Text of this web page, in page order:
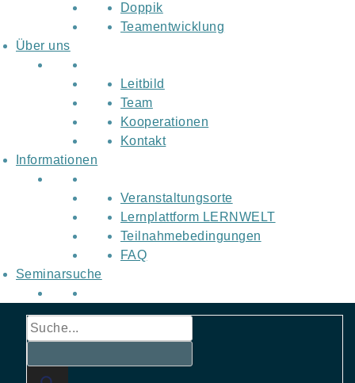
Doppik
Teamentwicklung
Über uns
Leitbild
Team
Kooperationen
Kontakt
Informationen
Veranstaltungsorte
Lernplattform LERNWELT
Teilnahmebedingungen
FAQ
Seminarsuche